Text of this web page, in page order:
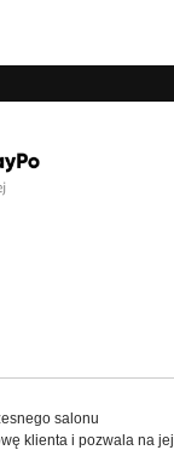
salonu
klienta i pozwala na jej